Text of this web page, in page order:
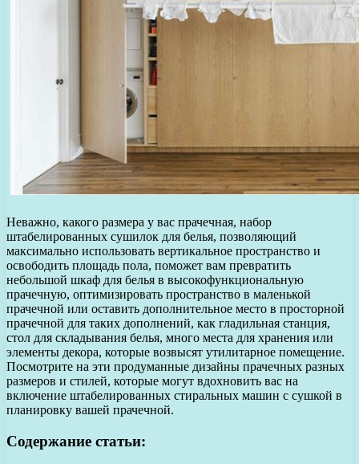
Неважно, какого размера у вас прачечная, набор
штабелированных сушилок для белья, позволяющий
максимально использовать вертикальное пространство и
освободить площадь пола, поможет вам превратить
небольшой шкаф для белья в высокофункциональную
прачечную, оптимизировать пространство в маленькой
прачечной или оставить дополнительное место в просторной
прачечной для таких дополнений, как гладильная станция,
стол для складывания белья, много места для хранения или
элементы декора, которые возвысят утилитарное помещение.
Посмотрите на эти продуманные дизайны прачечных разных
размеров и стилей, которые могут вдохновить вас на
включение штабелированных стиральных машин с сушкой в
планировку вашей прачечной.
Содержание статьи: